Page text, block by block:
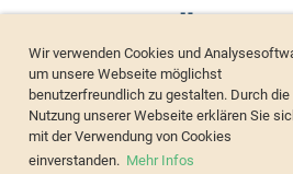
Wir verwenden Cookies und
um unsere Webseite möglichst
benutzerfreundlich zu gestalten. Durch die
Nutzung unserer Webseite erklären Sie
mit der Verwendung von Cookies
einverstanden. Mehr Infos
Verband
Forellenzüchter